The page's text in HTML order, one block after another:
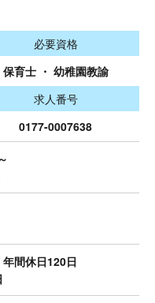
必要資格
保育士 ・ 幼稚園教諭
求人番号
0177-0007638
間休日120日